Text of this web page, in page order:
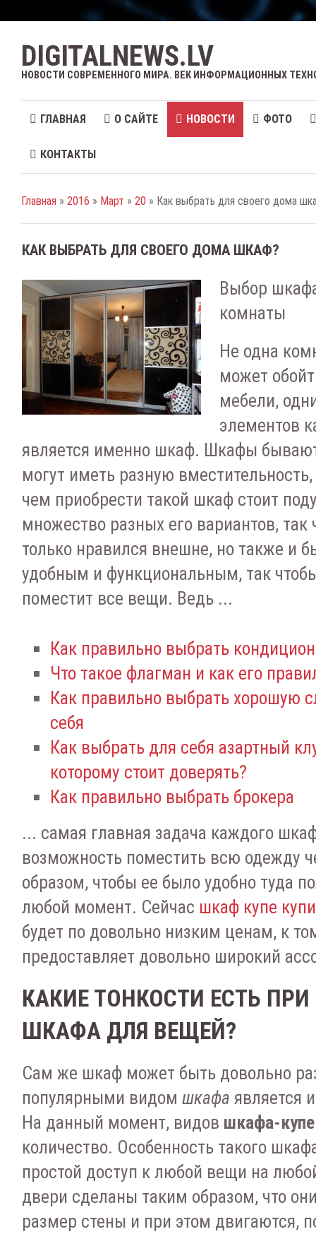
DIGITALNEWS.LV
НОВОСТИ СОВРЕМЕННОГО МИРА. ВЕК ИНФОРМАЦИОННЫХ
ГЛАВНАЯ О САЙТЕ НОВОСТИ ФОТО
КОНТАКТЫ
Главная » 2016 » Март » 20 » Как выбрать для своего дома
КАК ВЫБРАТЬ ДЛЯ СВОЕГО ДОМА ШКАФ?
Выбор
комнаты
Не одна
может
мебели,
элементов
является именно шкаф. Шкафы
могут иметь разную
чем приобрести такой шкаф стоит
множество разных его вариантов,
только нравился внешне, но также и
удобным и функциональным, так
поместит все вещи. Ведь ...
Как правильно выбрать
Что такое флагман и как его
Как правильно выбрать хорошую
себя
Как выбрать для себя азартный
которому стоит доверять?
Как правильно выбрать брокера
... самая главная задача каждого
возможность поместить всю одежду
образом, чтобы ее было удобно туда
любой момент. Сейчас шкаф купе
будет по довольно низким ценам, к
предоставляет довольно широкий
КАКИЕ ТОНКОСТИ ЕСТЬ
ШКАФА ДЛЯ ВЕЩЕЙ?
Сам же шкаф может быть довольно
популярными видом шкафа является
На данный момент, видов шкафа-купе
количество. Особенность такого
простой доступ к любой вещи на
двери сделаны таким образом, что
размер стены и при этом двигаются,